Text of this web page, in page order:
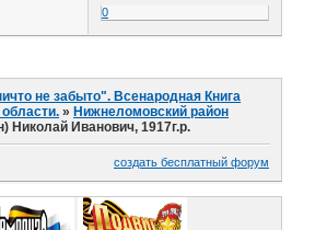
0
не забыто". Всенародная Книга
» Нижнеломовский район
Николай Иванович, 1917г.р.
создать бесплатный форум